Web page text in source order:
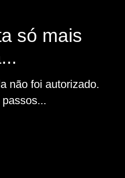
só mais
não foi autorizado.